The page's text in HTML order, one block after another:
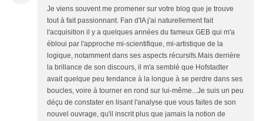
Je viens souvent me promener sur votre blog que je trouve
tout à fait passionnant. Fan d'IA j'ai naturellement fait
l'acquisition il y a quelques années du fameux GEB qui m'a
ébloui par l'approche mi-scientifique, mi-artistique de la
logique, notamment dans ses aspects récursifs.Mais derrière
la brillance de son discours, il m'a semblé que Hofstadter
avait quelque peu tendance à la longue à se perdre dans ses
boucles, voire à tourner en rond sur lui-même...Je suis un peu
déçu de constater en lisant l'analyse que vous faites de son
nouvel ouvrage, qu'il inscrit plus que jamais la notion de